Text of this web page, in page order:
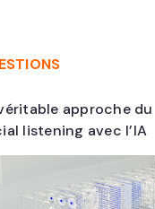
approche du
listening avec l’IA